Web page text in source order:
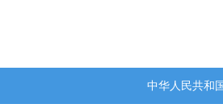
中华人民共和